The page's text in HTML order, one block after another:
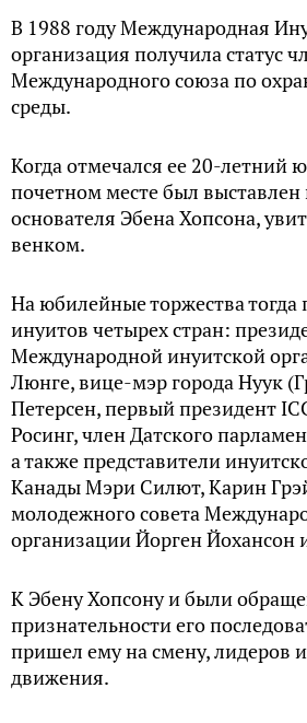
В 1988 году Международная
организация получила статус
Международного союза по
среды.
Когда отмечался ее 20-летний
почетном месте был выставлен
основателя Эбена Хопсона,
венком.
На юбилейные торжества
инуитов четырех стран:
Международной инуитской
Люнге, вице-мэр города Нуук
Петерсен, первый президент
Росинг, член Датского
а также представители
Канады Мэри Силют, Карин
молодежного совета
организации Йорген Йохансон
К Эбену Хопсону и были
признательности его
пришел ему на смену, лидеров
движения.